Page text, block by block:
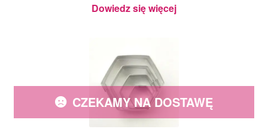
Dowiedz się więcej
CZEKAMY NA DOSTAWĘ